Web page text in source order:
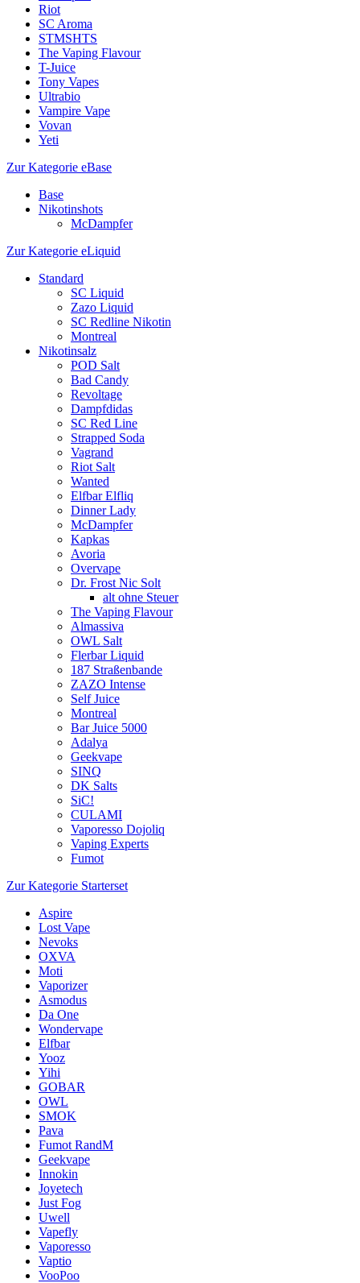
Riot
SC Aroma
STMSHTS
The Vaping Flavour
T-Juice
Tony Vapes
Ultrabio
Vampire Vape
Vovan
Yeti
Zur Kategorie eBase
Base
Nikotinshots
McDampfer
Zur Kategorie eLiquid
Standard
SC Liquid
Zazo Liquid
SC Redline Nikotin
Montreal
Nikotinsalz
POD Salt
Bad Candy
Revoltage
Dampfdidas
SC Red Line
Strapped Soda
Vagrand
Riot Salt
Wanted
Elfbar Elfliq
Dinner Lady
McDampfer
Kapkas
Avoria
Overvape
Dr. Frost Nic Solt
alt ohne Steuer
The Vaping Flavour
Almassiva
OWL Salt
Flerbar Liquid
187 Straßenbande
ZAZO Intense
Self Juice
Montreal
Bar Juice 5000
Adalya
Geekvape
SINQ
DK Salts
SiC!
CULAMI
Vaporesso Dojoliq
Vaping Experts
Fumot
Zur Kategorie Starterset
Aspire
Lost Vape
Nevoks
OXVA
Moti
Vaporizer
Asmodus
Da One
Wondervape
Elfbar
Yooz
Yihi
GOBAR
OWL
SMOK
Pava
Fumot RandM
Geekvape
Innokin
Joyetech
Just Fog
Uwell
Vapefly
Vaporesso
Vaptio
VooPoo